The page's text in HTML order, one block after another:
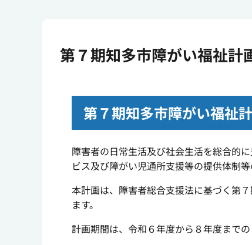
第７期知多市障がい福祉計
第７期知多市障がい福祉
障害者の日常生活及び社会生活を総合的
ビス及び障がい児通所支援等の提供体制
本計画は、障害者総合支援法に基づく第
ます。
計画期間は、令和６年度から８年度までの